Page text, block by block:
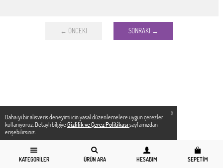
X
Daha iyi bir alisveris deneyimi icin yasal düzenlemelere uygun çerezler
kullanıyoruz. Detaylı bilgiye Gizlilik ve Çerez Politikası sayfamızdan
erişebilirsiniz.
KATEGORILER ÜRÜN ARA HESABIM SEPETIM
← ÖNCEKI SONRAKI →